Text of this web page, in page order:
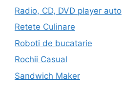
Radio, CD, DVD player auto
Retete Culinare
Roboti de bucatarie
Rochii Casual
Sandwich Maker